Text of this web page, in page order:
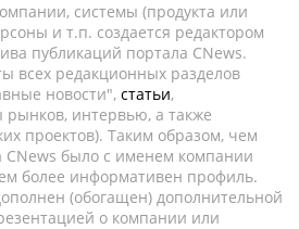
системы (продукта или
и т.п. создается редактором
публикаций портала CNews.
всех редакционных разделов
новости", статьи,
рынков, интервью, а также
проектов). Таким образом, чем
было с именем компании
более информативен профиль.
(обогащен) дополнительной
о компании или